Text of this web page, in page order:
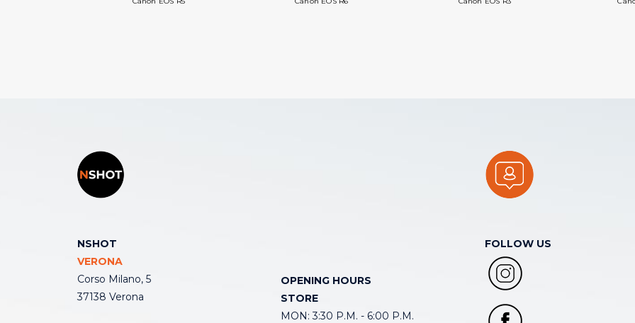
NSHOT
VERONA
Corso Milano, 5
37138 Verona
OPENING HOURS
STORE
MON: 3:30 P.M. - 6:00 P.M.
FOLLOW US